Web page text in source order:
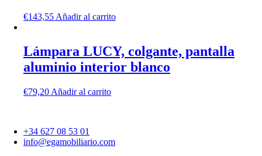
€143,55 Añadir al carrito
Lámpara LUCY, colgante, pantalla
aluminio interior blanco
€79,20 Añadir al carrito
+34 627 08 53 01
info@egamobiliario.com